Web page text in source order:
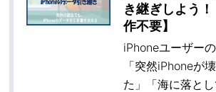
き継ぎしよう
作不要】
iPhoneユーザー
「突然iPhoneが
た」「海に落とし